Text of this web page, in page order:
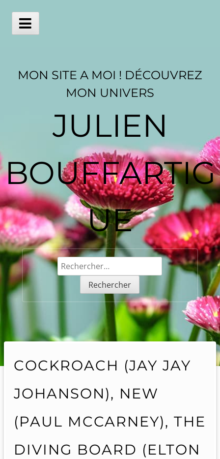
contentMain
MON SITE A MOI ! DÉCOUVREZ
MON UNIVERS
JULIEN
BOUFFARTIG
UE
Rechercher :
COCKROACH (JAY JAY
JOHANSON), NEW
(PAUL MCCARNEY), THE
DIVING BOARD (ELTON